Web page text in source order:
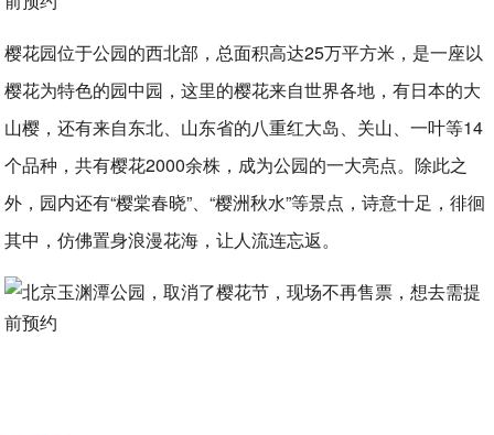
樱花园位于公园的西北部，总面积高达25万平方米，是一座以
樱花为特色的园中园，这里的樱花来自世界各地，有日本的大
山樱，还有来自东北、山东省的八重红大岛、关山、一叶等14
个品种，共有樱花2000余株，成为公园的一大亮点。除此之
外，园内还有“樱棠春晓”、“樱洲秋水”等景点，诗意十足，徘徊
其中，仿佛置身浪漫花海，让人流连忘返。